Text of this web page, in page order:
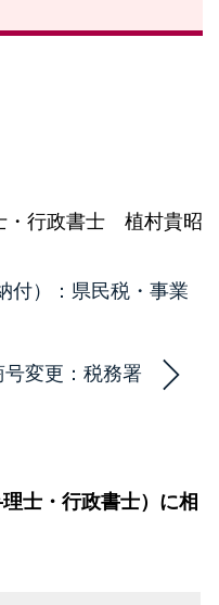
行政書士 植村貴昭
付）：県民税・事業
変更：税務署
士・行政書士）に相